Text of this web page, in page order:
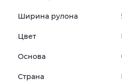
Ширина рулона
Цвет
Основа
Страна